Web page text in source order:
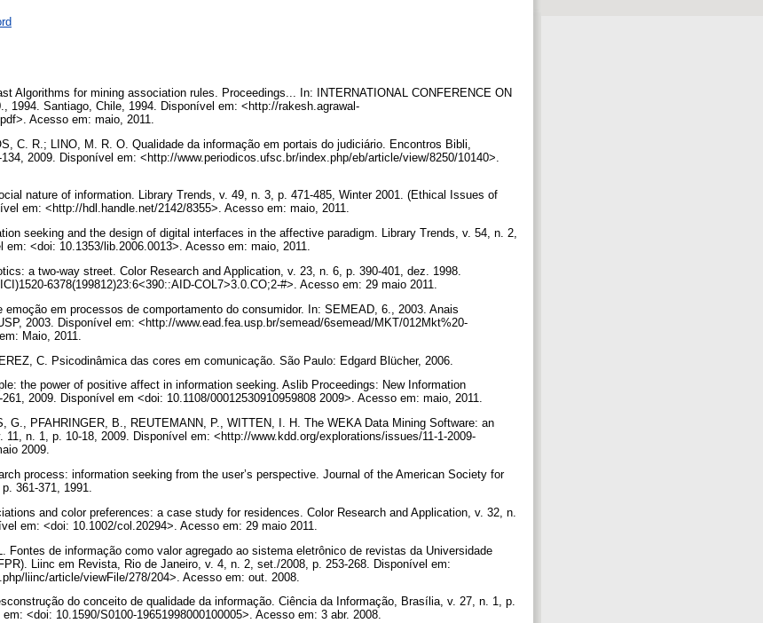
Algorithms for mining association rules. Proceedings... In: INTERNATIONAL CONFERENCE ON
1994. Santiago, Chile, 1994. Disponível em: <http://rakesh.agrawal-
Acesso em: maio, 2011.
C. R.; LINO, M. R. O. Qualidade da informação em portais do judiciário. Encontros Bibli,
2009. Disponível em: <http://www.periodicos.ufsc.br/index.php/eb/article/view/8250/10140>.
nature of information. Library Trends, v. 49, n. 3, p. 471-485, Winter 2001. (Ethical Issues of
em: <http://hdl.handle.net/2142/8355>. Acesso em: maio, 2011.
seeking and the design of digital interfaces in the affective paradigm. Library Trends, v. 54, n. 2,
em: <doi: 10.1353/lib.2006.0013>. Acesso em: maio, 2011.
a two-way street. Color Research and Application, v. 23, n. 6, p. 390-401, dez. 1998.
6378(199812)23:6<390::AID-COL7>3.0.CO;2-#>. Acesso em: 29 maio 2011.
emoção em processos de comportamento do consumidor. In: SEMEAD, 6., 2003. Anais
2003. Disponível em: <http://www.ead.fea.usp.br/semead/6semead/MKT/012Mkt%20-
Maio, 2011.
C. Psicodinâmica das cores em comunicação. São Paulo: Edgard Blücher, 2006.
the power of positive affect in information seeking. Aslib Proceedings: New Information
2009. Disponível em <doi: 10.1108/00012530910959808 2009>. Acesso em: maio, 2011.
G., PFAHRINGER, B., REUTEMANN, P., WITTEN, I. H. The WEKA Data Mining Software: an
n. 1, p. 10-18, 2009. Disponível em: <http://www.kdd.org/explorations/issues/11-1-2009-
2009.
process: information seeking from the user’s perspective. Journal of the American Society for
361-371, 1991.
and color preferences: a case study for residences. Color Research and Application, v. 32, n.
em: <doi: 10.1002/col.20294>. Acesso em: 29 maio 2011.
Fontes de informação como valor agregado ao sistema eletrônico de revistas da Universidade
Liinc em Revista, Rio de Janeiro, v. 4, n. 2, set./2008, p. 253-268. Disponível em:
liinc/article/viewFile/278/204>. Acesso em: out. 2008.
do conceito de qualidade da informação. Ciência da Informação, Brasília, v. 27, n. 1, p.
<doi: 10.1590/S0100-19651998000100005>. Acesso em: 3 abr. 2008.